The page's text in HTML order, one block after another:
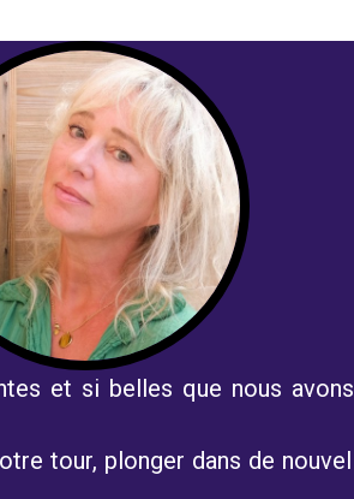
et si belles que nous
tour, plonger dans de